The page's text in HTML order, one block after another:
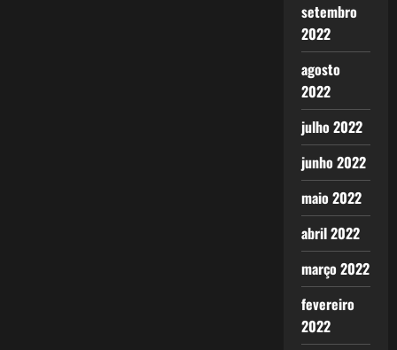
setembro
2022
agosto
2022
julho 2022
junho 2022
maio 2022
abril 2022
março 2022
fevereiro
2022